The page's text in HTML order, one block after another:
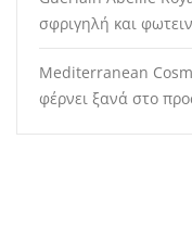
σφριγηλή και
Mediterranean
φέρνει ξανά στο